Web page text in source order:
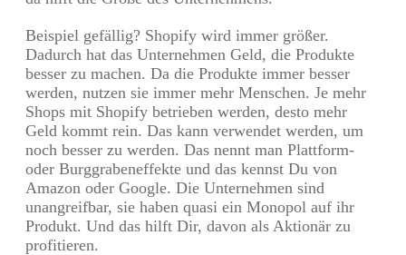
Beispiel gefällig? Shopify wird immer größer.
Dadurch hat das Unternehmen Geld, die Produkte
besser zu machen. Da die Produkte immer besser
werden, nutzen sie immer mehr Menschen. Je mehr
Shops mit Shopify betrieben werden, desto mehr
Geld kommt rein. Das kann verwendet werden, um
noch besser zu werden. Das nennt man Plattform-
oder Burggrabeneffekte und das kennst Du von
Amazon oder Google. Die Unternehmen sind
unangreifbar, sie haben quasi ein Monopol auf ihr
Produkt. Und das hilft Dir, davon als Aktionär zu
profitieren.